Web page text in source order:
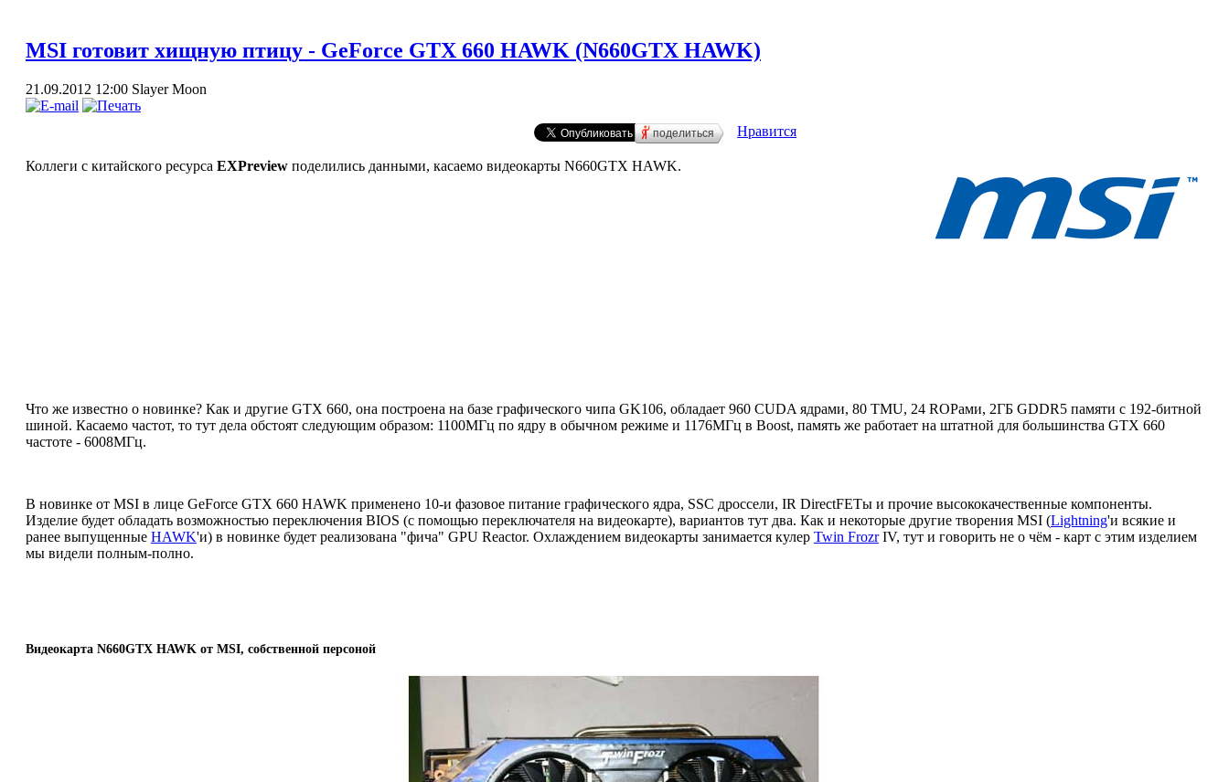
MSI готовит хищную птицу - GeForce GTX 660 HAWK (N660GTX HAWK)
21.09.2012 12:00 Slayer Moon
поделиться Нравится
Коллеги с китайского ресурса EXPreviewподелились данными, касаемо видеокарты N660GTX HAWK.
Что же известно о новинке? Как и другие GTX 660, она построена на базе графического чипа GK106, обладает 960 CUDA ядрами, 80 TMU, 24 ROPами, 2ГБ GDDR5 памяти с 192-битной
шиной. Касаемо частот, то тут дела обстоят следующим образом: 1100МГц по ядру в обычном режиме и 1176МГц в Boost, память же работает на штатной для большинства GTX 660
частоте - 6008МГц.
В новинке от MSI в лице GeForce GTX 660 HAWK применено 10-и фазовое питание графического ядра, SSC дроссели, IR DirectFETы и прочие высококачественные компоненты.
Изделие будет обладать возможностью переключения BIOS (с помощью переключателя на видеокарте), вариантов тут два. Как и некоторые другие творения MSI (Lightning'и всякие и
ранее выпущенные HAWK'и) в новинке будет реализована "фича" GPU Reactor. Охлаждением видеокарты занимается кулер Twin FrozrIV, тут и говорить не о чём - карт с этим изделием
мы видели полным-полно.
Видеокарта N660GTX HAWK от MSI, собственной персоной